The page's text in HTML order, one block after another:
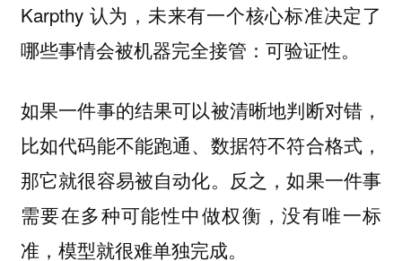
Karpthy 认为，未来有一个核心标准决定了
哪些事情会被机器完全接管：可验证性。
如果一件事的结果可以被清晰地判断对错，
比如代码能不能跑通、数据符不符合格式，
那它就很容易被自动化。反之，如果一件事
需要在多种可能性中做权衡，没有唯一标
准，模型就很难单独完成。